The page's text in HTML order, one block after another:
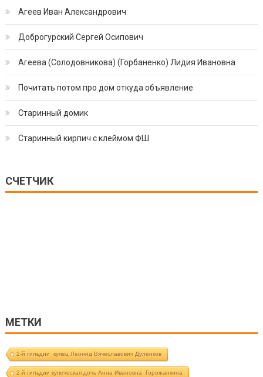
Агеев Иван Александрович
Доброгурский Сергей Осипович
Агеева (Солодовникова) (Горбаненко) Лидия Ивановна
Почитать потом про дом откуда объявление
Старинный домик
Старинный кирпич с клеймом ФШ
СЧЕТЧИК
МЕТКИ
2-й гильдии купец Леонид Вячеславович Дуленков
2-й гильдии купеческая дочь Анна Ивановна Горожанкина